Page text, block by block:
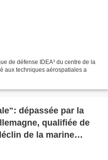
de défense IDEA³ du centre de la
aux techniques aérospatiales a
dépassée par la
qualifiée de
de la marine